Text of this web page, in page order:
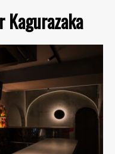
Kagurazaka